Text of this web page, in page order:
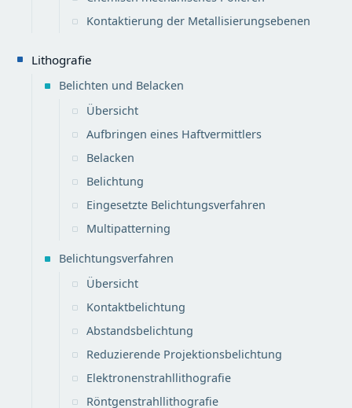
Kontaktierung der Metallisierungsebenen
Lithografie
Belichten und Belacken
Übersicht
Aufbringen eines Haftvermittlers
Belacken
Belichtung
Eingesetzte Belichtungsverfahren
Multipatterning
Belichtungsverfahren
Übersicht
Kontaktbelichtung
Abstandsbelichtung
Reduzierende Projektionsbelichtung
Elektronenstrahllithografie
Röntgenstrahllithografie